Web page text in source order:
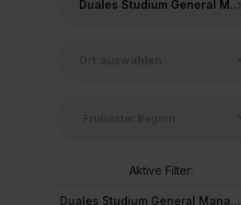
Duales Studium General Management
Aktive Filter:
Duales Studium General Management